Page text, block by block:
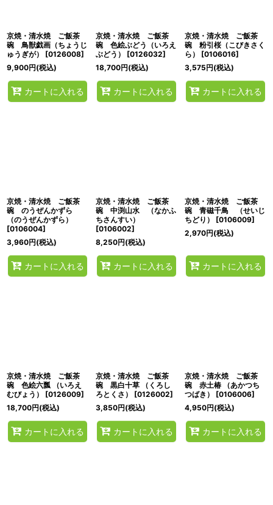
京焼・清水焼 ご飯茶
碗 鳥獣戯画（ちょうじ
ゅうぎが）
[0126008]
9,900円(税込)
カートに入れる
京焼・清水焼 ご飯茶
碗 色絵ぶどう（いろえ
ぶどう）
[0126032]
18,700円(税込)
カートに入れる
京焼・清水焼 ご飯茶
碗 粉引桜（こびきさく
ら）
[0106016]
3,575円(税込)
カートに入れる
京焼・清水焼 ご飯茶
碗 のうぜんかずら
（のうぜんかずら）
[0106004]
3,960円(税込)
カートに入れる
京焼・清水焼 ご飯茶
碗 中渕山水 （なかふ
ちさんすい）
[0106002]
8,250円(税込)
カートに入れる
京焼・清水焼 ご飯茶
碗 青磁千鳥 （せいじ
ちどり）
[0106009]
2,970円(税込)
カートに入れる
京焼・清水焼 ご飯茶
碗 色絵六瓢 （いろえ
むびょう）
[0126009]
18,700円(税込)
カートに入れる
京焼・清水焼 ご飯茶
碗 黒白十草 （くろし
ろとくさ）
[0126002]
3,850円(税込)
カートに入れる
京焼・清水焼 ご飯茶
碗 赤土椿 （あかつち
つばき）
[0106006]
4,950円(税込)
カートに入れる